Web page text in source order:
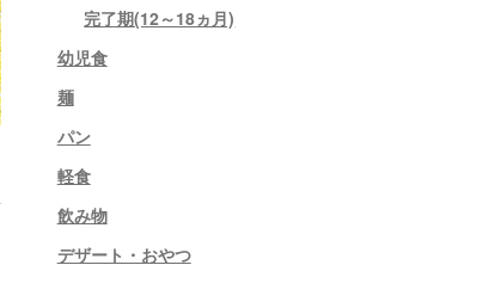
完了期(12～18ヵ月)
幼児食
麺
パン
軽食
飲み物
デザート・おやつ